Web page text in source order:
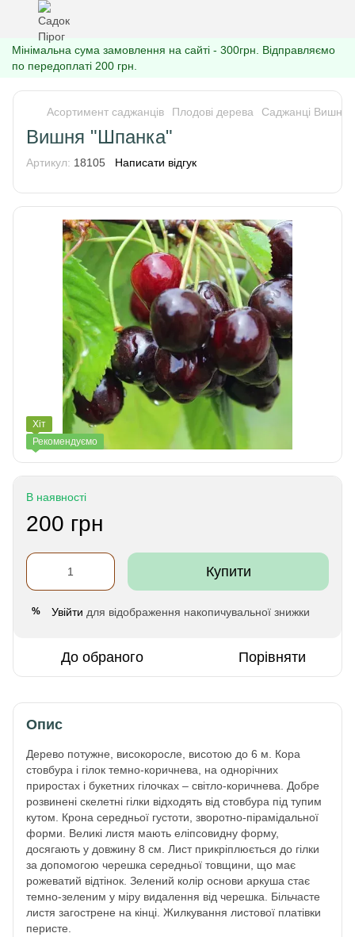
Мінімальна сума замовлення на сайті - 300грн. Відправляємо
по передоплаті 200 грн.
Асортимент саджанців Плодові дерева Саджанці Вишні
Вишня "Шпанка"
Артикул: 18105 Написати відгук
Хіт
Рекомендуємо
В наявності
200 грн
Купити
% Увійти для відображення накопичувальної знижки
До обраного Порівняти
Опис
Дерево потужне, високоросле, висотою до 6 м. Кора
стовбура і гілок темно-коричнева, на однорічних
приростах і букетних гілочках – світло-коричнева. Добре
розвинені скелетні гілки відходять від стовбура під тупим
кутом. Крона середньої густоти, зворотно-пірамідальної
форми. Великі листя мають еліпсовидну форму,
досягають у довжину 8 см. Лист прикріплюється до гілки
за допомогою черешка середньої товщини, що має
рожеватий відтінок. Зелений колір основи аркуша стає
темно-зеленим у міру видалення від черешка. Більчасте
листя загострене на кінці. Жилкування листової платівки
перисте.